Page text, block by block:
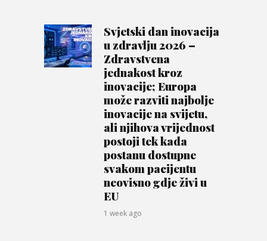
Svjetski dan inovacija
u zdravlju 2026 –
Zdravstvena
jednakost kroz
inovacije; Europa
može razviti najbolje
inovacije na svijetu,
ali njihova vrijednost
postoji tek kada
postanu dostupne
svakom pacijentu
neovisno gdje živi u
EU
1 week ago